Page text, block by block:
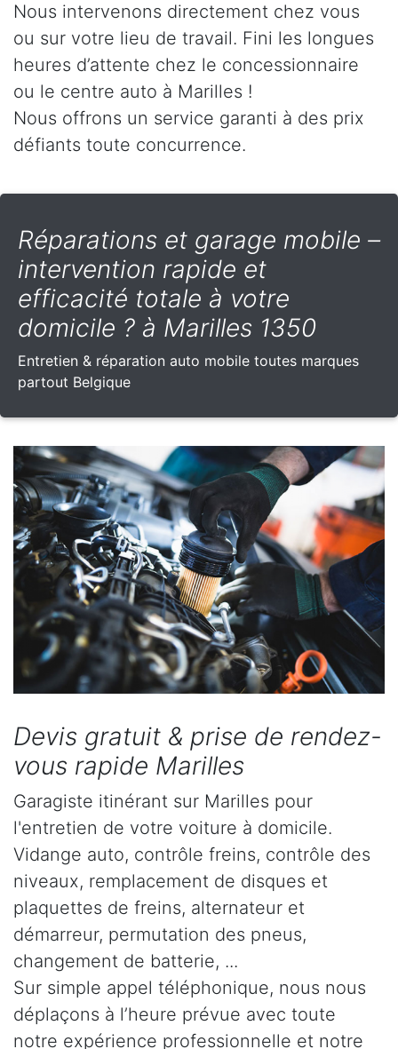
Nous intervenons directement chez vous
ou sur votre lieu de travail. Fini les longues
heures d’attente chez le concessionnaire
ou le centre auto à Marilles !
Nous offrons un service garanti à des prix
défiants toute concurrence.
Réparations et garage mobile –
intervention rapide et
efficacité totale à votre
domicile ? à Marilles 1350
Entretien & réparation auto mobile toutes marques
partout Belgique
Devis gratuit & prise de rendez-
vous rapide Marilles
Garagiste itinérant sur Marilles pour
l'entretien de votre voiture à domicile.
Vidange auto, contrôle freins, contrôle des
niveaux, remplacement de disques et
plaquettes de freins, alternateur et
démarreur, permutation des pneus,
changement de batterie, ...
Sur simple appel téléphonique, nous nous
déplaçons à l’heure prévue avec toute
notre expérience professionnelle et notre